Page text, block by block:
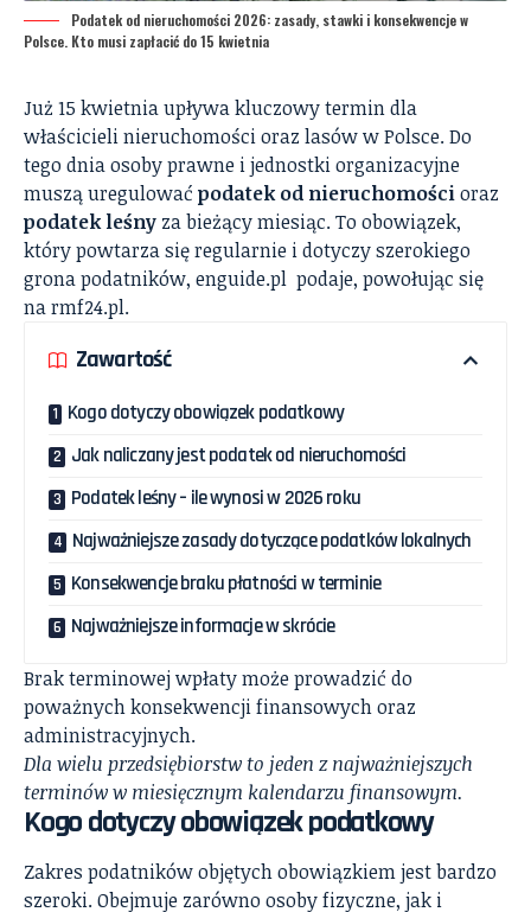
Podatek od nieruchomości 2026: zasady, stawki i konsekwencje w
Polsce. Кto musi zapłacić do 15 kwietnia
Już 15 kwietnia upływa kluczowy termin dla
właścicieli nieruchomości oraz lasów w Polsce. Do
tego dnia osoby prawne i jednostki organizacyjne
muszą uregulować podatek od nieruchomościoraz
podatek leśny za bieżący miesiąc. To obowiązek,
który powtarza się regularnie i dotyczy szerokiego
grona podatników, enguide.pl podaje, powołując się
narmf24.pl.
Zawartość
Kogo dotyczy obowiązek podatkowy
Jak naliczany jest podatek od nieruchomości
Podatek leśny – ile wynosi w 2026 roku
Najważniejsze zasady dotyczące podatków lokalnych
Konsekwencje braku płatności w terminie
Najważniejsze informacje w skrócie
Brak terminowej wpłaty może prowadzić do
poważnych konsekwencji finansowych oraz
administracyjnych.
Dla wielu przedsiębiorstw to jeden z najważniejszych
terminów w miesięcznym kalendarzu finansowym.
Kogo dotyczy obowiązek podatkowy
Zakres podatników objętych obowiązkiem jest bardzo
szeroki. Obejmuje zarówno osoby fizyczne, jak i